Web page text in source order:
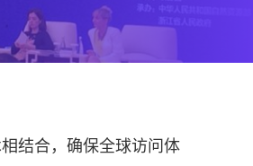
结合，确保全球访问体